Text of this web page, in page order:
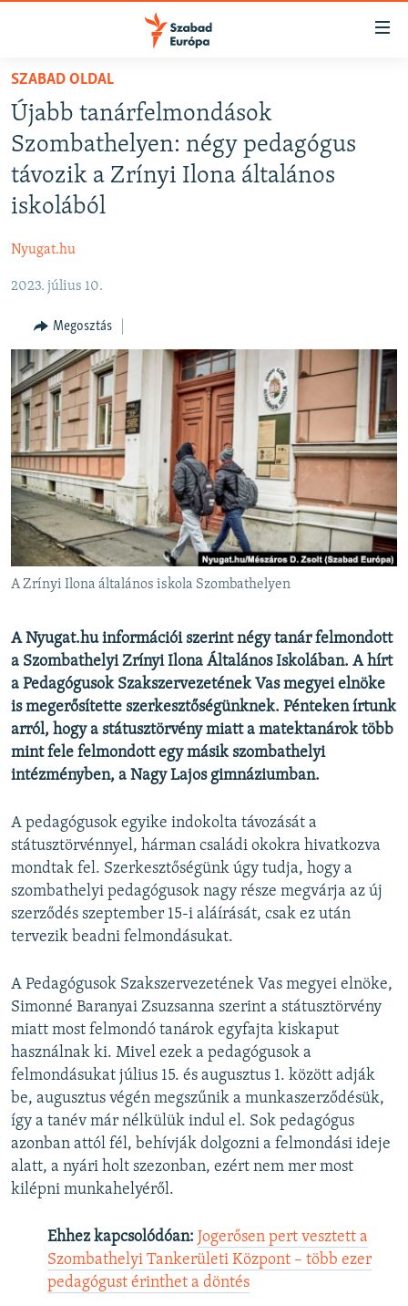
Akadálymentes
Ugrás
oldalra
Ugrás
tartalomjegyzékre
keresésre
NAPIRENDEN
AKTUÁLIS
PODCASTOK
VIDEÓK
NER15
SZABADON
TÁRSADALOM
DEMOKRÁCIA
A PÉNZ NYOMÁBAN
EURÓPAI UNIÓ
VILÁG
KLÍMAVÁLTOZÁS
A MÚLT TANULSÁGAI
Valamennyi RFE/RL weboldal
SZABAD OLDAL
Újabb tanárfelmondások
Szombathelyen: négy pedagógus
távozik a Zrínyi Ilona általános
iskolából
Nyugat.hu
2023. július 10.
Megosztás
A Zrínyi Ilona általános iskola Szombathelyen
A Nyugat.hu információi szerint négy tanár felmondott
a Szombathelyi Zrínyi Ilona Általános Iskolában. A hírt
a Pedagógusok Szakszervezetének Vas megyei elnöke
is megerősítette szerkesztőségünknek. Pénteken írtunk
arról, hogy a státusztörvény miatt a matektanárok több
mint fele felmondott egy másik szombathelyi
intézményben, a Nagy Lajos gimnáziumban.
A pedagógusok egyike indokolta távozását a
státusztörvénnyel, hárman családi okokra hivatkozva
mondtak fel. Szerkesztőségünk úgy tudja, hogy a
szombathelyi pedagógusok nagy része megvárja az új
szerződés szeptember 15-i aláírását, csak ez után
tervezik beadni felmondásukat.
A Pedagógusok Szakszervezetének Vas megyei elnöke,
Simonné Baranyai Zsuzsanna szerint a státusztörvény
miatt most felmondó tanárok egyfajta kiskaput
használnak ki. Mivel ezek a pedagógusok a
felmondásukat július 15. és augusztus 1. között adják
be, augusztus végén megszűnik a munkaszerződésük,
így a tanév már nélkülük indul el. Sok pedagógus
azonban attól fél, behívják dolgozni a felmondási ideje
alatt, a nyári holt szezonban, ezért nem mer most
kilépni munkahelyéről.
Ehhez kapcsolódóan: Jogerősen pert vesztett a
Szombathelyi Tankerületi Központ – több ezer
pedagógust érinthet a döntés
FELIRATKOZÁS